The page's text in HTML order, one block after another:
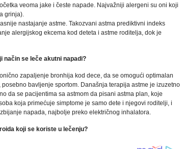
veoma jake i česte napade. Najvažniji alergeni su oni koji
grinja).
nastajanje astme. Takozvani astma prediktivni indeks
alergijskog ekcema kod deteta i astme roditelja, dok je
način se leče akutni napadi?
zapaljenje bronhija kod dece, da se omogući optimalan
bavljenje sportom. Današnja terapija astme je izuzetno
da se pacijentima sa astmom da pisani astma plan, koje
koja primećuje simptome je samo dete i njegovi roditelji, i
napada, najbolje preko električnog inhalatora.
koji se koriste u lečenju?